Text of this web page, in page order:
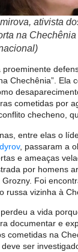
ativista
na
proeminente
Chechênia”. Ela
cometidas por
checheno,
entre elas o
, passaram a
e ameaças
por homens
Foi
russa vizinha à
a vida
documentar e
cometidas na
ser